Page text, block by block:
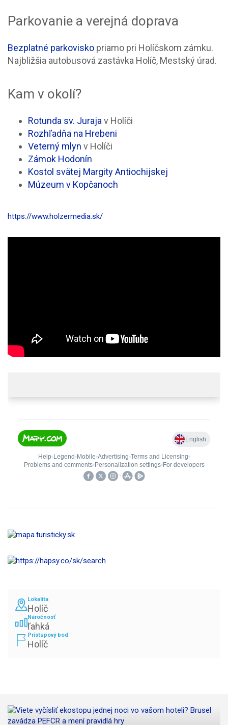
Parkovanie a verejná doprava
Bezplatné parkovisko priamo pri Holíčskom zámku.
Najbližšia autobusová zastávka Holíč, Mestský úrad.
Kam v okolí?
Rotunda sv. Juraja v Holíči
Rozhľadňa na Hrebeni
Veterný mlyn v Holíči
Zámok Hodonín
Kostol svätej Margity Antiochijskej
Múzeum v Kopčanoch
https://www.holzermedia.sk/
Lokalita
Holíč
Náročnosť
ľahká
Prístupový bod
Holíč